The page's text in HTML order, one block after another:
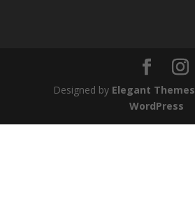
Designed by Elegant Themes
WordPress